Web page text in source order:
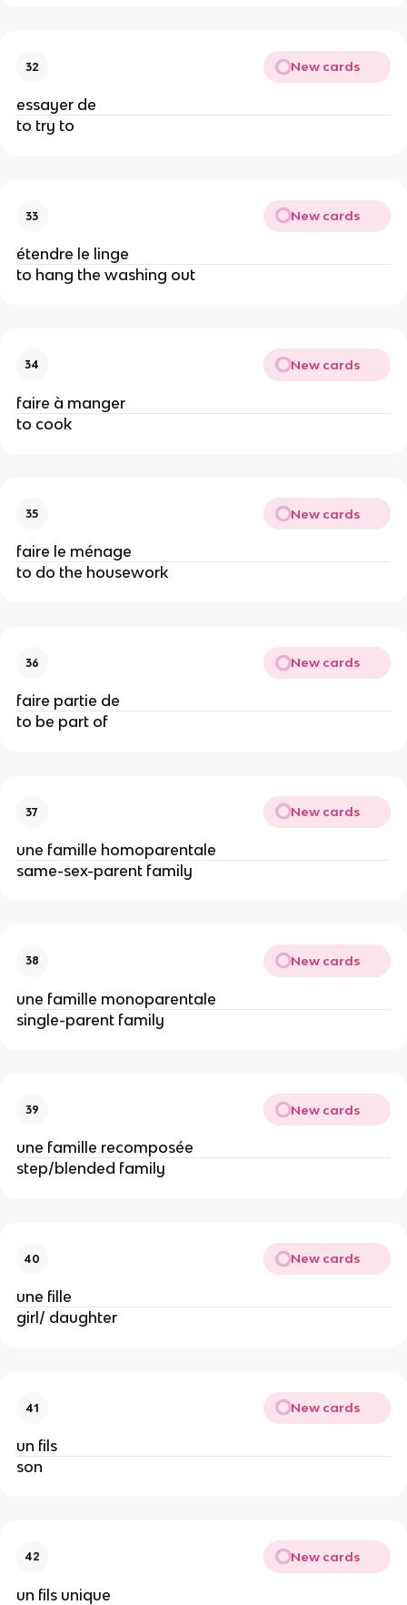
32 New cards
essayer de
to try to
33 New cards
étendre le linge
to hang the washing out
34 New cards
faire à manger
to cook
35 New cards
faire le ménage
to do the housework
36 New cards
faire partie de
to be part of
37 New cards
une famille homoparentale
same-sex-parent family
38 New cards
une famille monoparentale
single-parent family
39 New cards
une famille recomposée
step/blended family
40 New cards
une fille
girl/ daughter
41 New cards
un fils
son
42 New cards
un fils unique